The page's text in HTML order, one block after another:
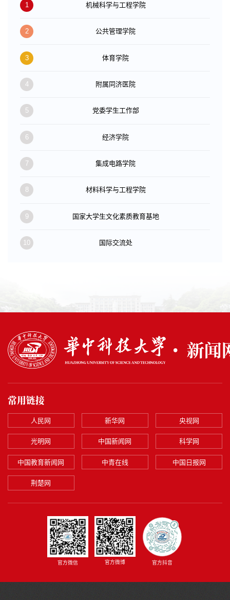
1 机械科学与工程学院
2 公共管理学院
3 体育学院
4 附属同济医院
5 党委学生工作部
6 经济学院
7 集成电路学院
8 材料科学与工程学院
9 国家大学生文化素质教育基地
10 国际交流处
常用链接
人民网 新华网 央视网
光明网 中国新闻网 科学网
中国教育新闻网 中青在线 中国日报网
荆楚网
官方微信 官方微博 官方抖音